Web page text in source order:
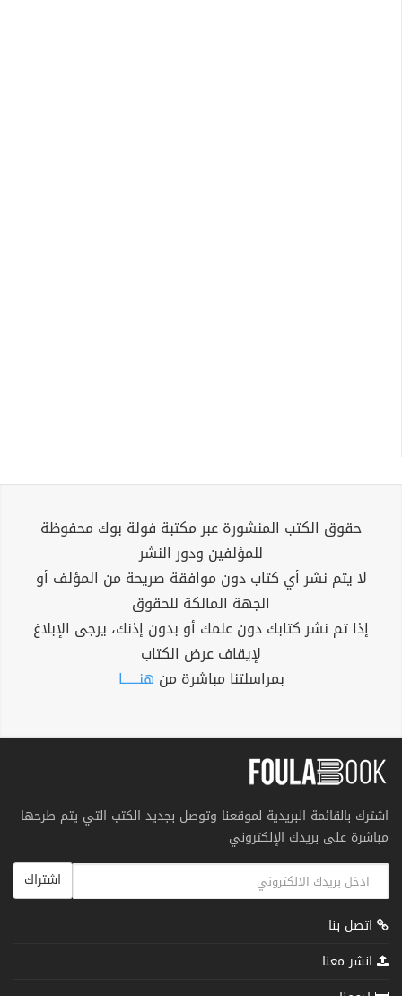
حقوق الكتب المنشورة عبر مكتبة فولة بوك محفوظة
للمؤلفين ودور النشر
لا يتم نشر أي كتاب دون موافقة صريحة من المؤلف أو
الجهة المالكة للحقوق
إذا تم نشر كتابك دون علمك أو بدون إذنك، يرجى الإبلاغ
لإيقاف عرض الكتاب
بمراسلتنا مباشرة من هنــــــا
اشترك بالقائمة البريدية لموقعنا وتوصل بجديد الكتب التي يتم طرحها
مباشرة على بريدك الإلكتروني
اشتراك
اتصل بنا
انشر معنا